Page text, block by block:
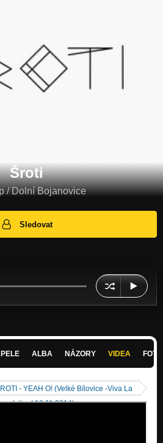
Šroti
/ Dolní Bojanovice
Sledovat
ALBA NÁZORY VIDEA
- YEAH O! (Velké Bílovice -Viva La
16.11.2014)